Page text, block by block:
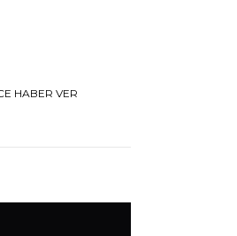
HABER VER